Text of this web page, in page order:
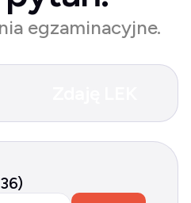
egzaminacyjne.